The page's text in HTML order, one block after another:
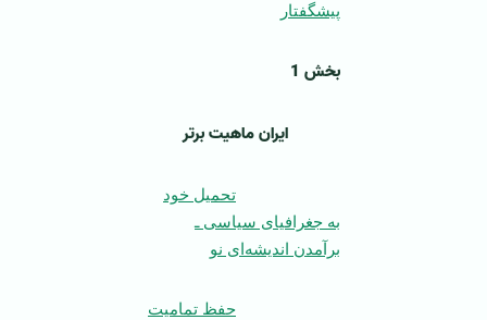
پیشگفتار
بخش 1
ایران ماهیت برتر
تحمیل خود
به جغرافیای سیاسی ـ
برآمدن اندیشه‌ای نو
حفظ تمامیت